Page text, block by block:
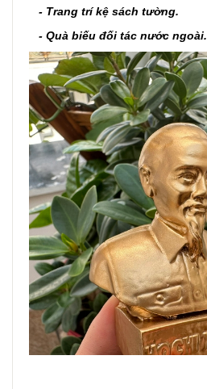
- Trang trí kệ sách tường.
- Quà biếu đối tác nước ngoài.